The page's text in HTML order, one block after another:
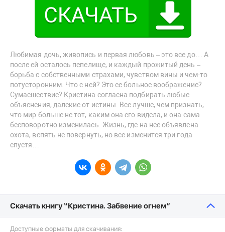
Любимая дочь, живопись и первая любовь – это все до… А
после ей осталось пепелище, и каждый прожитый день –
борьба с собственными страхами, чувством вины и чем-то
потусторонним. Что с ней? Это ее больное воображение?
Сумасшествие? Кристина согласна подбирать любые
объяснения, далекие от истины. Все лучше, чем признать,
что мир больше не тот, каким она его видела, и она сама
бесповоротно изменилась. Жизнь, где на нее объявлена
охота, вспять не повернуть, но все изменится три года
спустя…
Скачать книгу “Кристина. Забвение огнем”
Доступные форматы для скачивания: